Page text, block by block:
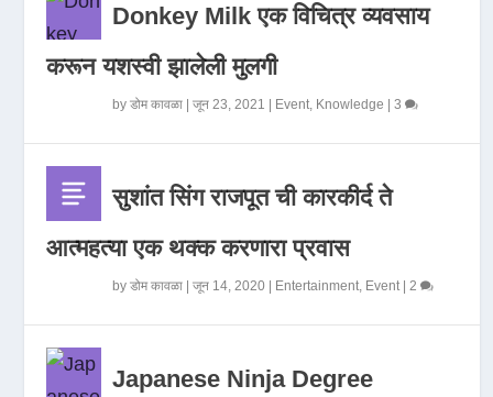
Donkey Milk एक विचित्र व्यवसाय
करून यशस्वी झालेली मुलगी
byडोम कावळा |जून 23, 2021 Event, Knowledge |3
सुशांत सिंग राजपूत ची कारकीर्द ते
आत्महत्या एक थक्क करणारा प्रवास
byडोम कावळा |जून 14, 2020 Entertainment, Event|2
Japanese Ninja Degree